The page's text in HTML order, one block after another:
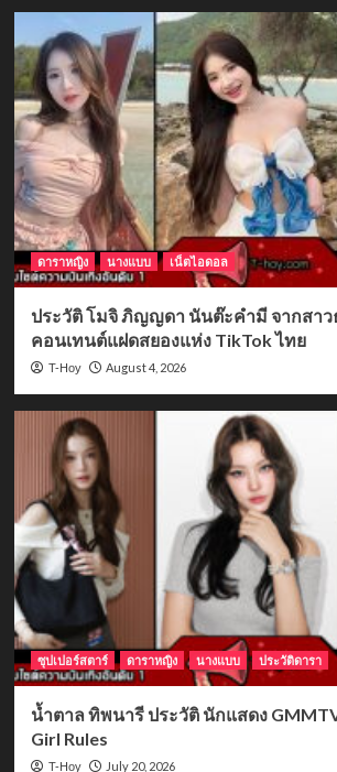
ดาราหญิง นางแบบ เน็ตไอดอล
ประวัติ โมจิ ภิญญดา นันต๊ะคำมี จากสาว
คอนเทนต์แฝดสยองแห่ง TikTok ไทย
T-Hoy August 4, 2026
ซุปเปอร์สตาร์ ดาราหญิง นางแบบ ประวัติดารา
น้ำตาล ทิพนารี ประวัติ นักแสดง
Girl Rules
T-Hoy July 20, 2026